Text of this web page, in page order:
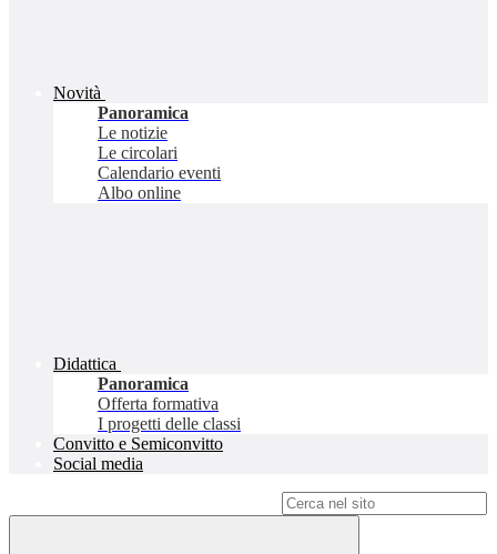
Novità
Panoramica
Le notizie
Le circolari
Calendario eventi
Albo online
Didattica
Panoramica
Offerta formativa
I progetti delle classi
Convitto e Semiconvitto
Social media